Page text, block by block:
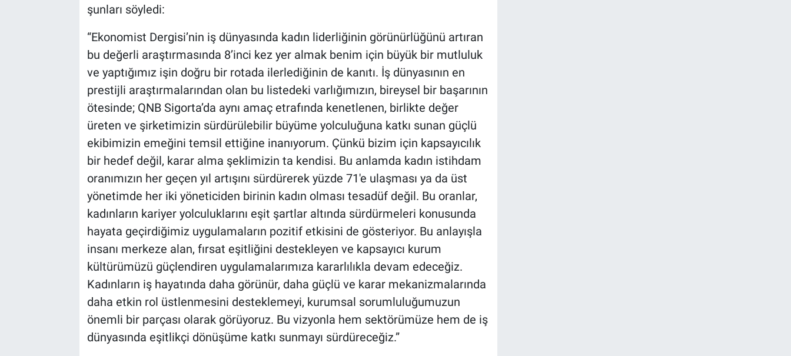
şunları söyledi:
“Ekonomist Dergisi’nin iş dünyasında kadın liderliğinin görünürlüğünü artıran
bu değerli araştırmasında 8’inci kez yer almak benim için büyük bir mutluluk
ve yaptığımız işin doğru bir rotada ilerlediğinin de kanıtı. İş dünyasının en
prestijli araştırmalarından olan bu listedeki varlığımızın, bireysel bir başarının
ötesinde; QNB Sigorta’da aynı amaç etrafında kenetlenen, birlikte değer
üreten ve şirketimizin sürdürülebilir büyüme yolculuğuna katkı sunan güçlü
ekibimizin emeğini temsil ettiğine inanıyorum. Çünkü bizim için kapsayıcılık
bir hedef değil, karar alma şeklimizin ta kendisi. Bu anlamda kadın istihdam
oranımızın her geçen yıl artışını sürdürerek yüzde 71'e ulaşması ya da üst
yönetimde her iki yöneticiden birinin kadın olması tesadüf değil. Bu oranlar,
kadınların kariyer yolculuklarını eşit şartlar altında sürdürmeleri konusunda
hayata geçirdiğimiz uygulamaların pozitif etkisini de gösteriyor. Bu anlayışla
insanı merkeze alan, fırsat eşitliğini destekleyen ve kapsayıcı kurum
kültürümüzü güçlendiren uygulamalarımıza kararlılıkla devam edeceğiz.
Kadınların iş hayatında daha görünür, daha güçlü ve karar mekanizmalarında
daha etkin rol üstlenmesini desteklemeyi, kurumsal sorumluluğumuzun
önemli bir parçası olarak görüyoruz. Bu vizyonla hem sektörümüze hem de iş
dünyasında eşitlikçi dönüşüme katkı sunmayı sürdüreceğiz.”